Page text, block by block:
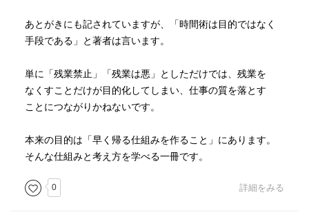
あとがきにも記されていますが、「時間術は目的ではなく
手段である」と著者は言います。
単に「残業禁止」「残業は悪」としただけでは、残業を
なくすことだけが目的化してしまい、仕事の質を落とす
ことにつながりかねないです。
本来の目的は「早く帰る仕組みを作ること」にあります。
そんな仕組みと考え方を学べる一冊です。
0 詳細をみる